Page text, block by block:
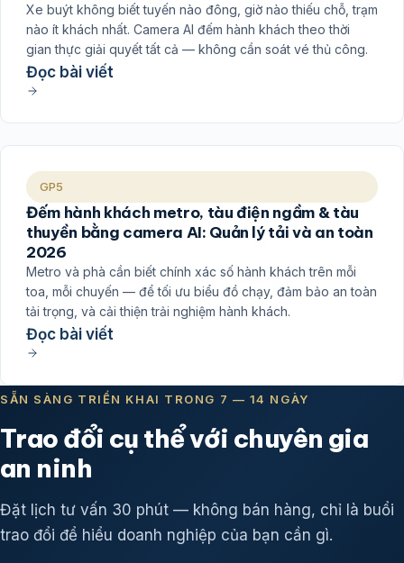
Xe buýt không biết tuyến nào đông, giờ nào thiếu chỗ, trạm
nào ít khách nhất. Camera AI đếm hành khách theo thời
gian thực giải quyết tất cả — không cần soát vé thủ công.
Đọc bài viết
GP5
Đếm hành khách metro, tàu điện ngầm & tàu
thuyền bằng camera AI: Quản lý tải và an toàn
2026
Metro và phà cần biết chính xác số hành khách trên mỗi
toa, mỗi chuyến — để tối ưu biểu đồ chạy, đảm bảo an toàn
tải trọng, và cải thiện trải nghiệm hành khách.
Đọc bài viết
SẴN SÀNG TRIỂN KHAI TRONG 7 — 14 NGÀY
Trao đổi cụ thể với chuyên gia
an ninh
Đặt lịch tư vấn 30 phút — không bán hàng, chỉ là buổi
trao đổi để hiểu doanh nghiệp của bạn cần gì.